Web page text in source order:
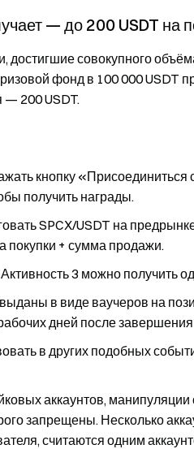
— до 200 USDT на
достигшие совокупного
фонд в 100 000 USDT
— 200 USDT.
кнопку «Присоединиться
получить награды.
SPCX/USDT на
покупки + сумма продажи.
3 можно получить
в виде ваучеров на
дней после
в других подобных
аккаунтов,
запрещены. Несколько
считаются одним